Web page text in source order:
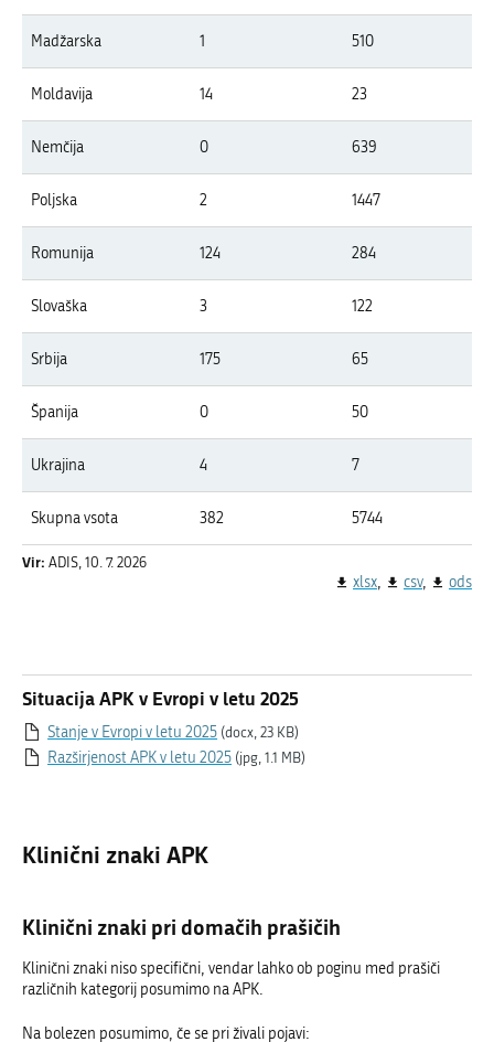
Madžarska 1 510
Moldavija 14 23
Nemčija 0 639
Poljska 2 1447
Romunija 124 284
Slovaška 3 122
Srbija 175 65
Španija 0 50
Ukrajina 4 7
Skupna vsota 382 5744
Vir: ADIS, 10. 7. 2026
xlsx csv ods
Situacija APK v Evropi v letu 2025
Stanje v Evropi v letu 2025 (docx, 23 KB)
Razširjenost APK v letu 2025 (jpg, 1.1 MB)
Klinični znaki APK
Klinični znaki pri domačih prašičih
Klinični znaki niso specifični, vendar lahko ob poginu med prašiči
različnih kategorij posumimo na APK.
Na bolezen posumimo, če se pri živali pojavi: